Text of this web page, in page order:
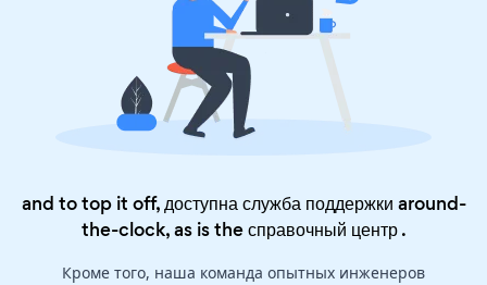
and to top it off, доступна служба поддержки around-
the-clock, as is theсправочный центр.
Кроме того, наша команда опытных инженеров